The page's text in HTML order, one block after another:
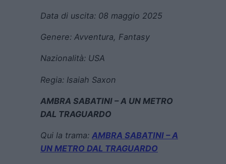
Data di uscita: 08 maggio 2025
Genere: Avventura, Fantasy
Nazionalità: USA
Regia: Isaiah Saxon
AMBRA SABATINI – A UN METRO
DAL TRAGUARDO
Qui la trama: AMBRA SABATINI – A
UN METRO DAL TRAGUARDO